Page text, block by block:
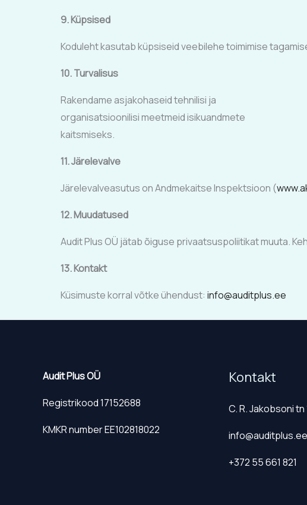
9. Küpsised
Koduleht kasutab küpsiseid veebilehe toimimise
10. Turvalisus
Rakendame asjakohaseid tehnilisi ja
organisatsioonilisi meetmeid isikuandmete
kaitsmiseks.
11. Järelevalve
Järelevalveasutus on Andmekaitse Inspektsioon (
12. Muudatused
Audit Plus OÜ jätab õiguse privaatsuspoliitikat muuta.
13. Kontakt
Küsimuste korral võtke ühendust: info@auditplus.ee
Audit Plus OÜ
Registrikood 17152688
KMKR number EE102818022
Kontakt
C. R. Jakobsoni tn
info@auditplus.ee
+372 55 661 821